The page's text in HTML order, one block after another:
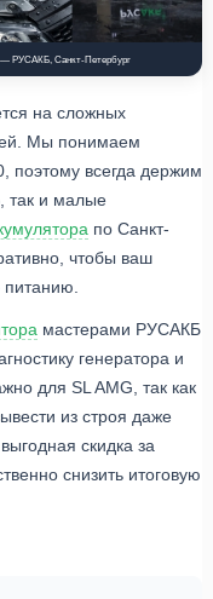
— РУСАКБ, Санкт-Петербург
на сложных
Мы понимаем
поэтому всегда держим
так и малые
по Санкт-
чтобы ваш
мастерами РУСАКБ
генератора и
для SL AMG, так как
из строя даже
скидка за
снизить итоговую